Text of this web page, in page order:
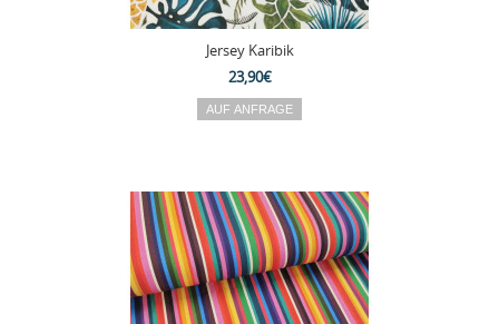
Jersey Karibik
23,90€